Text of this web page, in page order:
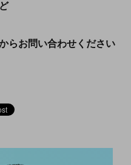
らお問い合わせください